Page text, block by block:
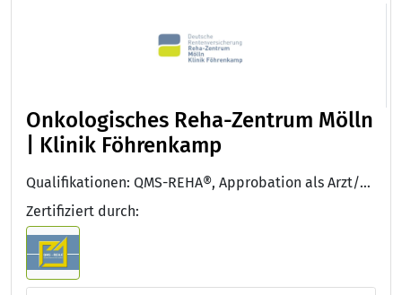
Onkologisches Reha-Zentrum Mölln
| Klinik Föhrenkamp
Qualifikationen: QMS-REHA®, Approbation als Arzt/Ärztin, Zusatz-Weiterbildung: Ernährungsmedizin, Facharzt/Fachärztin für Innere Medizin und Gastroenterologie
Zertifiziert durch: